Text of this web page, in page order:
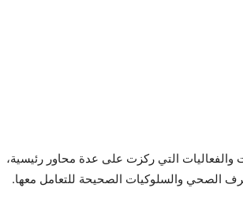
والفعاليات التي ركزت على عدة محاور رئيسية،
الصحي والسلوكيات الصحيحة للتعامل معها.